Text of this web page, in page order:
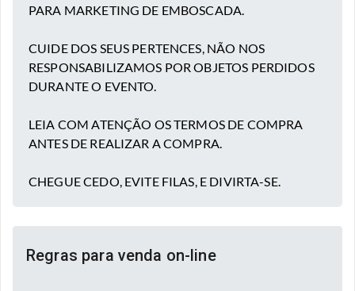
PARA MARKETING DE EMBOSCADA.
CUIDE DOS SEUS PERTENCES, NÃO NOS
RESPONSABILIZAMOS POR OBJETOS PERDIDOS
DURANTE O EVENTO.
LEIA COM ATENÇÃO OS TERMOS DE COMPRA
ANTES DE REALIZAR A COMPRA.
CHEGUE CEDO, EVITE FILAS, E DIVIRTA-SE.
Regras para venda on-line